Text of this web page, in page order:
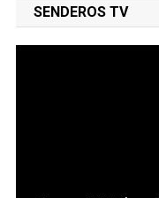
SENDEROS TV